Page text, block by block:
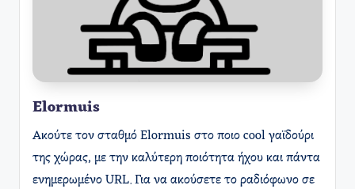
Elormuis
Ακούτε τον σταθμό Elormuis στο ποιο cool γαϊδούρι
της χώρας, με την καλύτερη ποιότητα ήχου και πάντα
ενημερωμένο URL. Για να ακούσετε το ραδιόφωνο σε